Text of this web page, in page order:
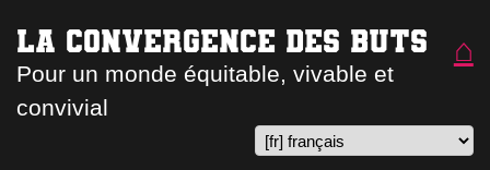
⌂
La convergence des buts
Pour un monde équitable, vivable et
convivial